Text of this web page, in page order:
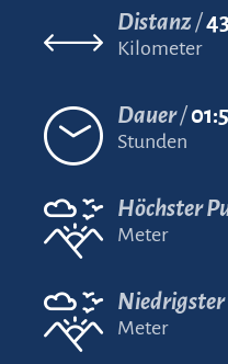
Distanz
Kilometer
Dauer
Stunden
Höchster
Meter
Meter